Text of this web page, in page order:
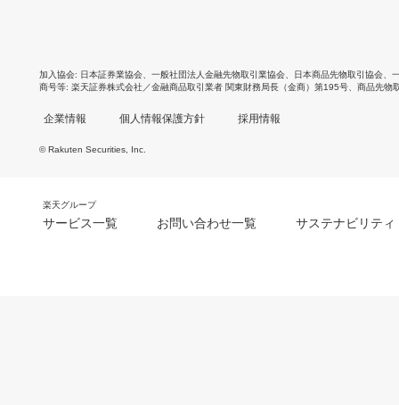
加入協会 日本証券業協会 一般社団法人金融先物取引業協会 日本商品先物取引協会
商号等 楽天証券株式会社／金融商品取引業者 関東財務局長（金商）第195号、商品先物
企業情報 個人情報保護方針 採用情報
© Rakuten Securities, Inc.
楽天グループ
サービス一覧 お問い合わせ一覧 サステナビリティ